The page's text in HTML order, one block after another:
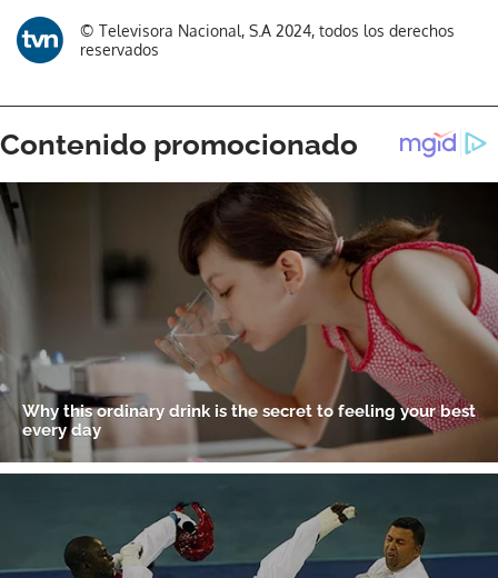
© Televisora Nacional, S.A 2024, todos los derechos
reservados